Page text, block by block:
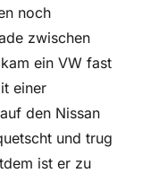
noch
zwischen
ein VW fast
einer
den Nissan
und trug
ist er zu